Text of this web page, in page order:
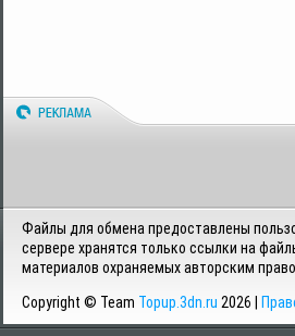
Файлы для обмена предоставлены
сервере хранятся только ссылки на
материалов охраняемых авторским
Copyright © Team Topup.3dn.ru 2026 |